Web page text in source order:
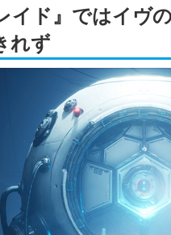
イド』ではイヴ
れず